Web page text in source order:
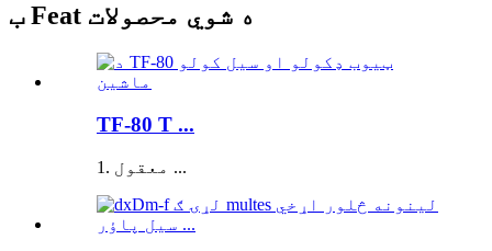
ب Feat ه شوي محصولات
TF-80 T ...
1. معقول ...